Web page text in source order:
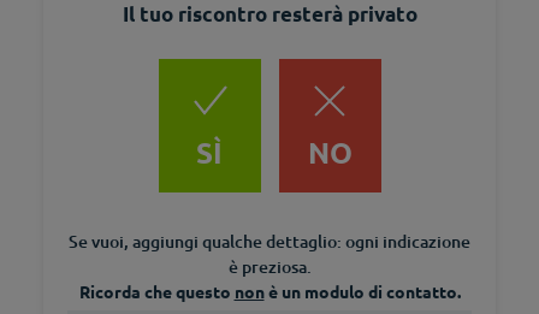
Il tuo riscontro resterà privato
SÌ NO
Se vuoi, aggiungi qualche dettaglio: ogni indicazione
è preziosa.
Ricorda che questo nonè un modulo di contatto.